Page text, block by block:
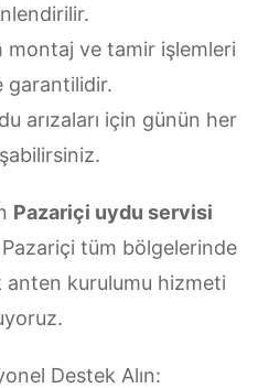
montaj ve tamir işlemleri
garantilidir.
arızaları için günün her
Pazariçi uydu servisi
Pazariçi tüm bölgelerinde
anten kurulumu hizmeti
Destek Alın: